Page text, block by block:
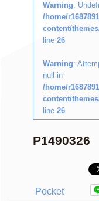
Warning:
/home/
content/
line 26
Warning:
null in
/home/
content/
line 26
P1490326
Pocket